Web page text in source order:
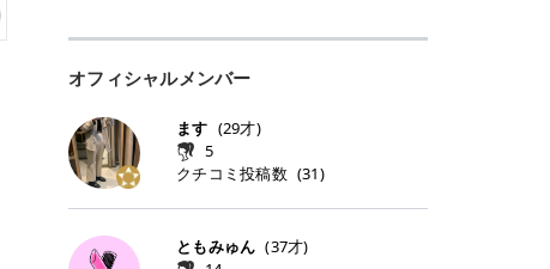
キンケアを行います。 乾燥が気にな
パックとして使用するのもおすすめ
こからは、保湿ケアや肌荒れケア、
毛穴ケアなど目的別におすすめのト
ナーパッドをご紹介します。 毎日使
ャルケアにぴったりなトナーパッド
まで厳選しました。 1. MEDICUBE
PDRNピンクコラーゲンゲルトナー
ます。 なお、医療脱毛は保険がきか
ない自由診療なので、クリニックに
います。だからこそ、しっかり比較
して選ぶことが大切なのです。 医療
脱毛の「熱破壊式」と「蓄熱式」と
式」の2種類があり、それぞれ得意
な毛質が違います。 * 熱破壊式 高
リニックのお得な割引・キャンペー
で割引 ・ペア限定プラン｜家族や友
人と一緒にスタートできる ・他社か
らの「のりかえ」や「お友だち紹
介」も！ 6. 予約から脱毛施術まで
のステップ ・無料カウンセリングの
ち物 ・医師の問診とプラン提案 ・
ニュートラルな発色で、肌色を選び
落ち着いた印象に仕上がり、オン・
いめメイクにもカジュアルメイクに
もマッチします。 ラズベリーケーキ
｜甘く可愛いモーヴピンク 鮮やかな
青みを感じるラズベリーピンク。 フ
ェミニンな雰囲気を演出できる可愛
てながら、甘さのある印象に。 韓国
も上品で使いやすい色ですね。すも
いるので華やかそうに見えるけど、
> > スキンケア成分が配合されてい
て保湿もしっかりしてくれます。最
近、乾燥していた唇がプルンと見え
アイテム詳細を見るQoo10でのご購
柳屋（ヤナギヤ）「柳屋 あんず
イ活初心者でも始めやすいのが魅力
段よく使っているコスメ通販サイト
けでポイントが貯まるのが大きな魅
力です✨ 例えば、、、 ・メガ割の
タイミングで利用することが多いQ
＠cosme ・韓国コスメをチェック
する際によく見るOLIVE YOUNG GL
OBAL など、すでに使い慣れている
オフィシャルメンバー
ます (29才)
5
クチコミ投稿数 (31)
ともみゅん (37才)